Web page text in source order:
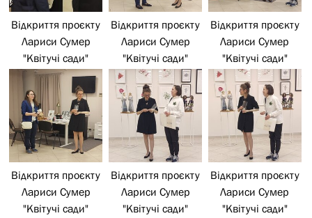
Відкриття проєкту
Лариси Сумер
"Квітучі сади"
Відкриття проєкту
Лариси Сумер
"Квітучі сади"
Відкриття проєкту
Лариси Сумер
"Квітучі сади"
Відкриття проєкту
Лариси Сумер
"Квітучі сади"
Відкриття проєкту
Лариси Сумер
"Квітучі сади"
Відкриття проєкту
Лариси Сумер
"Квітучі сади"